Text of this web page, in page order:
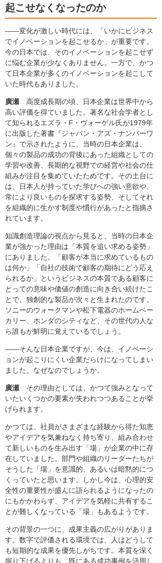
起こせなくなったのか
――変化が激しい時代には、「いかにビジネス
でイノベーションを起こせるか」が重要です。
今の日本では、そのイノベーションを起こせず
に悩む企業が少なくありません。一方で、かつ
て日本企業が多くのイノベーションを起こして
いた時代もありました。
廣瀬 高度成長期の頃、日本企業は世界中から
高い評価を得ていました。著名な社会学者とし
て知られるエズラ・F・ヴォーゲル氏が1979年
に出版した著書『ジャパン・アズ・ナンバーワ
ン』で示されたように、当時の日本企業は、
個々の製品の成功の背後にあった組織としての
学習や改善、長期的な視野での経営や社会の仕
組みが注目を集めていたためです。その土台に
は、日本人が持っていた学びへの強い意欲や、
常により良いものを探求する姿勢、そしてそれ
を組織的に生かす制度や慣行があったと指摘さ
れています。
知識創造理論の視点から見ると、当時の日本企
業が強かった理由は「本質を追い求める姿勢」
にありました。「顧客が本当に求めているもの
は何か」「自社の技術で顧客の期待にどう応え
られるか」というビジネスの本質である顧客に
とっての意味や価値の創造に向き合い続けたこ
とで、独創的な製品が次々と生まれたのです。
ソニーのウォークマンや松下電器のホームベー
カリー、ホンダのシティなど、その世代の人な
ら誰もが鮮明に覚えているでしょう。
――そんな日本企業ですが、今は、イノベーシ
ョンが起こりにくい企業だらけになってしまい
ました。なぜなのでしょうか。
廣瀬 その理由としては、かつて強みとなって
いたいくつかの要素が失われつつあることが挙
げられます。
かつては、社員がさまざまな経験から得た知恵
やアイデアを気兼ねなく持ち寄り、組み合わせ
て新しいものを生み出す「場」が企業の中に存
在していました。部門や組織のリーダーたちが
そうした「場」を意識的、あるいは暗黙的につ
くっていたと思います。しかし今は、心理的安
全性の重要性が盛んに語られるようになったの
にもかかわらず、アイデアを気軽に共有するこ
とが難しくなっている「場」もあるようです。
その背景の一つに、成果主義の広がりがありま
す。数字で評価される環境では、人はどうして
も短期的な成果を優先しがちです。本質を深く
掘り下げるよりも、既にある成功事例を活用し